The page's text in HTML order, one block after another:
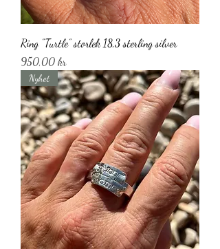
Ring ”Turtle” storlek 18,3 sterling silver
Pris
950,00 kr
Nyhet